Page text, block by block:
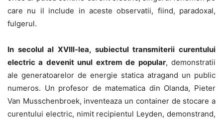
care nu il include in aceste observatii, fiind, paradoxal,
fulgerul.
In secolul al XVIII-lea, subiectul transmiterii curentului
electric a devenit unul extrem de popular, demonstratii
ale generatoarelor de energie statica atragand un public
numeros. Un profesor de matematica din Olanda, Pieter
Van Musschenbroek, inventeaza un container de stocare a
curentului electric, nimit recipientul Leyden, demonstrand,